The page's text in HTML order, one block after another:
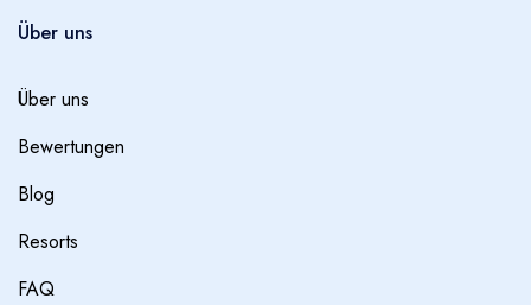
Über uns
Über uns
Bewertungen
Blog
Resorts
FAQ